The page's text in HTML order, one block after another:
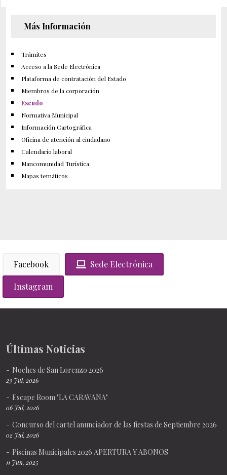
Más Información
Trámites
Acceso a la Sede Electrónica
Plataforma de contratación del Estado
Miembros de la corporación
Escudo
Normativa Municipal
Información Cartográfica
Oficina de atención al ciudadano
Calendario laboral
Mancomunidad Turística
Mapas temáticos
Facebook Sede Electrónica
Instagram
Últimas Noticias
Noches de San Lorenzo 2026
23 Jul, 2026
Escape Room "LA CARAVANA"
06 Jul, 2026
Concurso del cartel anunciador de las fiestas de Septiembre 2026
02 Jul, 2026
Piscinas Municipales 2026 APERTURA Y ABONOS
11 Jun, 2025